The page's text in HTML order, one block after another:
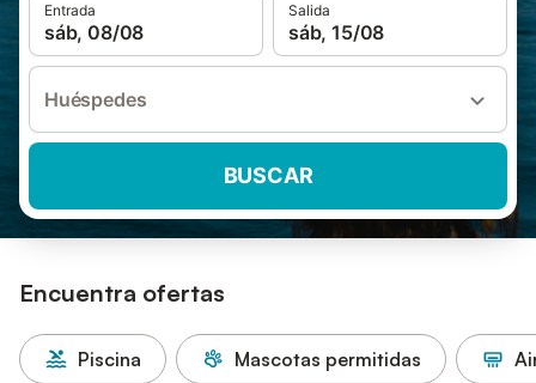
Entrada
sáb, 08/08
Salida
sáb, 15/08
Huéspedes
BUSCAR
Encuentra ofertas
Piscina Mascotas permitidas